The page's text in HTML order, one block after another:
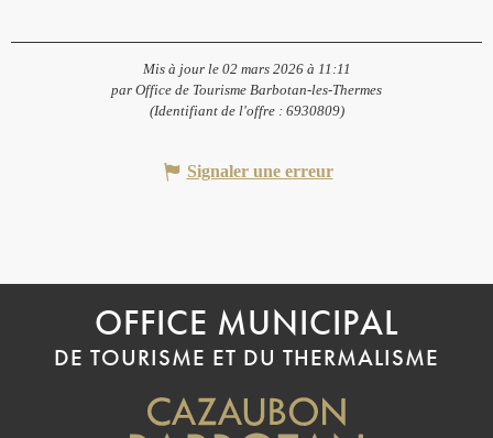
Mis à jour le 02 mars 2026 à 11:11
par Office de Tourisme Barbotan-les-Thermes
(Identifiant de l'offre : 6930809)
Signaler une erreur
OFFICE MUNICIPAL
DE TOURISME ET DU THERMALISME